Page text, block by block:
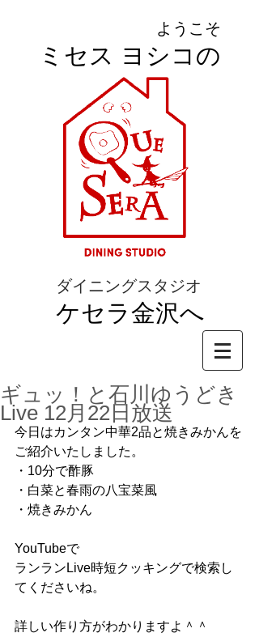
ようこそ
ミセス ヨシコの
ダイニングスタジオ
ケセラ金沢へ
ギュッ！と石川ゆうどき
Live 12月22日放送
今日はカンタン中華2品と焼きみかんを
ご紹介いたしました。
・10分で酢豚
・白菜と春雨の八宝菜風
・焼きみかん
YouTubeで
ランランLive時短クッキングで検索し
てくださいね。
詳しい作り方がわかりますよ＾＾